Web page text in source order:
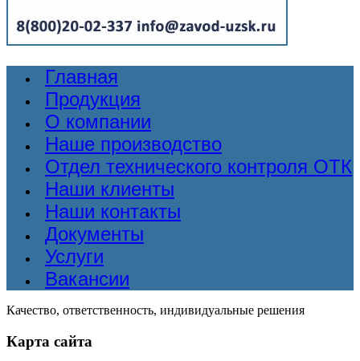
Главная
Продукция
О компании
Наше производство
Отдел технического контроля ОТК
Наши клиенты
Наши контакты
Документы
Услуги
Вакансии
Качество, ответственность, индивидуальные решения
Карта сайта